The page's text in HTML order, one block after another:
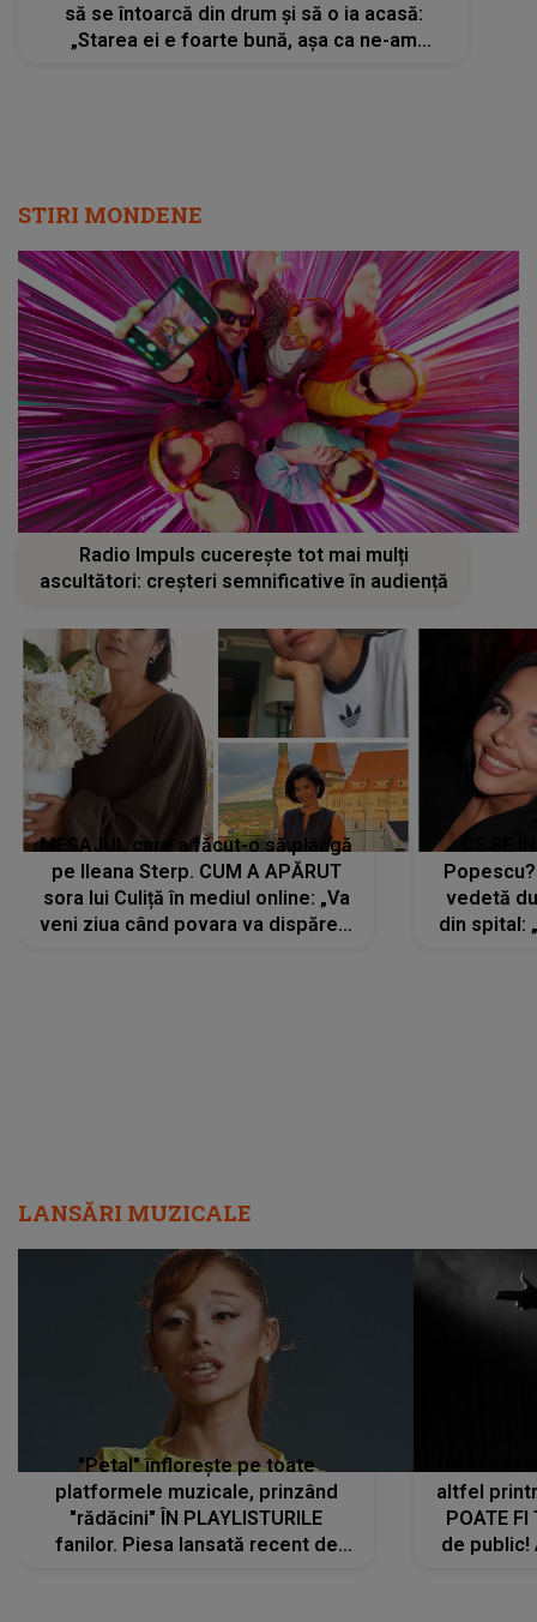
să se întoarcă din drum și să o ia acasă:
„Starea ei e foarte bună, așa ca ne-am
STIRI MONDENE
Radio Impuls cucerește tot mai mulți
ascultători: creșteri semnificative în audiență
MESAJUL care a făcut-o să plângă
pe Ileana Sterp. CUM A APĂRUT
sora lui Culiță în mediul online: „Va
veni ziua când povara va dispărea,
vedetă
din spital:
LANSĂRI MUZICALE
"Petal" înflorește pe toate
platformele muzicale, prinzând
"rădăcini" ÎN PLAYLISTURILE
fanilor. Piesa lansată recent de
altfel
POATE FI
de public!